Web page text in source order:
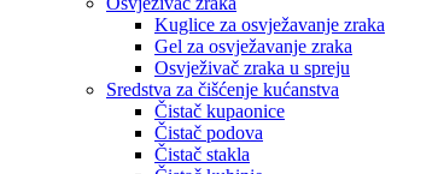
Kuglice za osvježavanje zraka
Gel za osvježavanje zraka
Osvježivač zraka u spreju
Sredstva za čišćenje kućanstva
Čistač kupaonice
Čistač podova
Čistač stakla